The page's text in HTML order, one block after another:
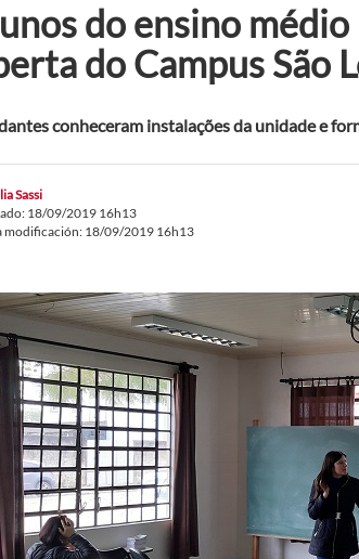
do ensino
do Campus São
conheceram instalações da unidade e
Sassi
18/09/2019 16h13
modificación: 18/09/2019 16h13